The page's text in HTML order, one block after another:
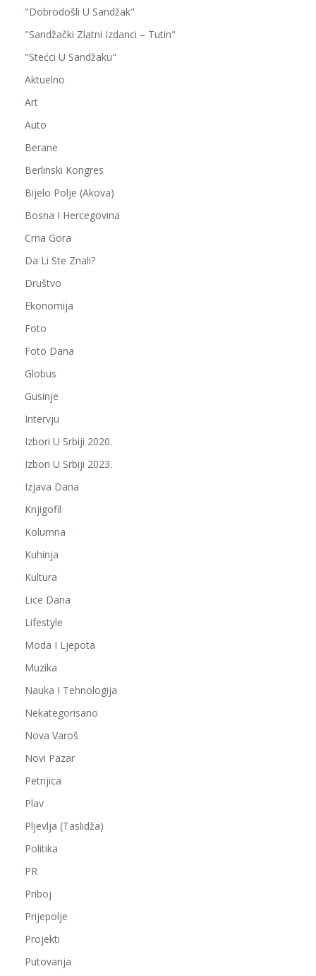
"Dobrodošli U Sandžak"
"Sandžački Zlatni Izdanci – Tutin"
"Stećci U Sandžaku"
Aktuelno
Art
Auto
Berane
Berlinski Kongres
Bijelo Polje (Akova)
Bosna I Hercegovina
Crna Gora
Da Li Ste Znali?
Društvo
Ekonomija
Foto
Foto Dana
Globus
Gusinje
Intervju
Izbori U Srbiji 2020.
Izbori U Srbiji 2023.
Izjava Dana
Knjigofil
Kolumna
Kuhinja
Kultura
Lice Dana
Lifestyle
Moda I Ljepota
Muzika
Nauka I Tehnologija
Nekategorisano
Nova Varoš
Novi Pazar
Petnjica
Plav
Pljevlja (Taslidža)
Politika
PR
Priboj
Prijepolje
Projekti
Putovanja